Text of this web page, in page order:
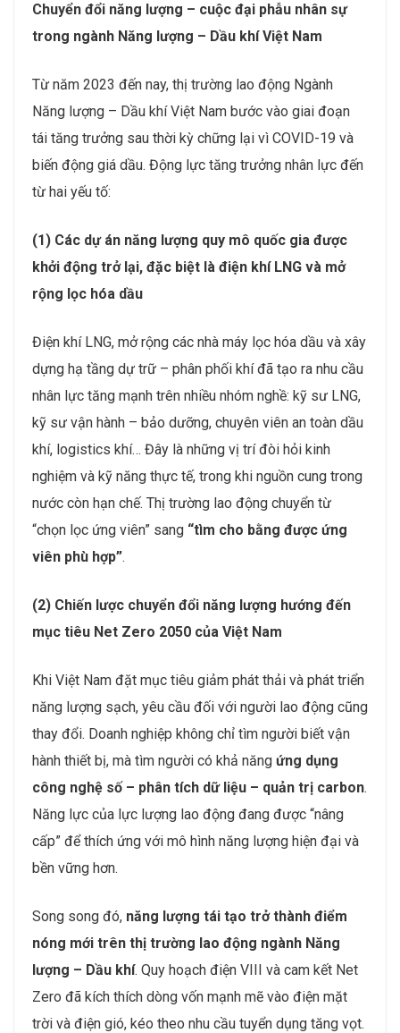
Chuyển đổi năng lượng – cuộc đại phẫu nhân sự
trong ngành Năng lượng – Dầu khí Việt Nam
Từ năm 2023 đến nay, thị trường lao động Ngành
Năng lượng – Dầu khí Việt Nam bước vào giai đoạn
tái tăng trưởng sau thời kỳ chững lại vì COVID-19 và
biến động giá dầu. Động lực tăng trưởng nhân lực đến
từ hai yếu tố:
(1) Các dự án năng lượng quy mô quốc gia được
khởi động trở lại, đặc biệt là điện khí LNG và mở
rộng lọc hóa dầu
Điện khí LNG, mở rộng các nhà máy lọc hóa dầu và xây
dựng hạ tầng dự trữ – phân phối khí đã tạo ra nhu cầu
nhân lực tăng mạnh trên nhiều nhóm nghề: kỹ sư LNG,
kỹ sư vận hành – bảo dưỡng, chuyên viên an toàn dầu
khí, logistics khí… Đây là những vị trí đòi hỏi kinh
nghiệm và kỹ năng thực tế, trong khi nguồn cung trong
nước còn hạn chế. Thị trường lao động chuyển từ
“chọn lọc ứng viên” sang “tìm cho bằng được ứng
viên phù hợp”.
(2) Chiến lược chuyển đổi năng lượng hướng đến
mục tiêu Net Zero 2050 của Việt Nam
Khi Việt Nam đặt mục tiêu giảm phát thải và phát triển
năng lượng sạch, yêu cầu đối với người lao động cũng
thay đổi. Doanh nghiệp không chỉ tìm người biết vận
hành thiết bị, mà tìm người có khả năng ứng dụng
công nghệ số – phân tích dữ liệu – quản trị carbon.
Năng lực của lực lượng lao động đang được “nâng
cấp” để thích ứng với mô hình năng lượng hiện đại và
bền vững hơn.
Song song đó, năng lượng tái tạo trở thành điểm
nóng mới trên thị trường lao động ngành Năng
lượng – Dầu khí. Quy hoạch điện VIII và cam kết Net
Zero đã kích thích dòng vốn mạnh mẽ vào điện mặt
trời và điện gió, kéo theo nhu cầu tuyển dụng tăng vọt.